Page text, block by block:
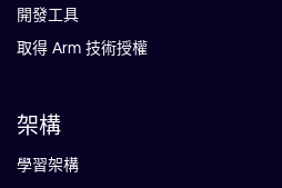
開發工具
取得 Arm 技術授權
架構
學習架構